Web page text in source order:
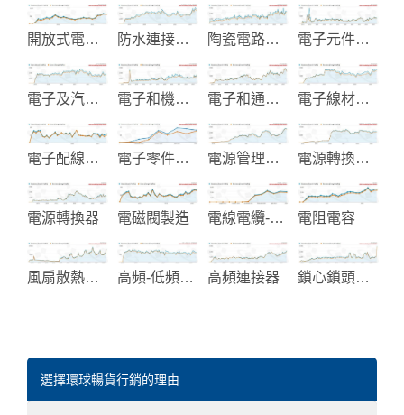
開放式電源供應器 防水連接器-微波天線-通訊插座 陶瓷電路板設計製造 電子元件製造
電子及汽車塑膠零組件 電子和機電開關 電子和通信產品 電子線材製造
電子配線與電子零組件製造 電子零件和機械元件製造 電源管理解決方案與旅行配件 電源轉換器-RJ45變壓器-網路濾波器
電源轉換器 電磁閥製造 電線電纜-線材加工 電阻電容
風扇散熱系統 高頻-低頻-EMI-電源濾波器 高頻連接器 鎖心鎖頭製造
選擇環球暢貨行銷的理由